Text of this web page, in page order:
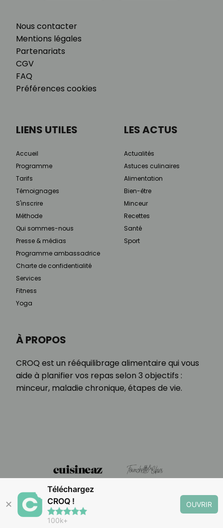
Nous contacter
Mentions légales
Partenariats
CGV
FAQ
Préférences cookies
À PROPOS
CROQ est un rééquilibrage alimentaire qui vous
aide à planifier vos repas selon 3 objectifs :
minceur, maladie chronique, étapes de vie.
LIENS UTILES
Accueil
Programme
Tarifs
Témoignages
S'inscrire
Méthode
Qui sommes-nous
Presse & médias
Programme ambassadrice
Charte de confidentialité
Services
Fitness
Yoga
LES ACTUS
Actualités
Astuces culinaires
Alimentation
Bien-être
Minceur
Recettes
Santé
Sport
✕
Téléchargez
CROQ !
100k+
OUVRIR